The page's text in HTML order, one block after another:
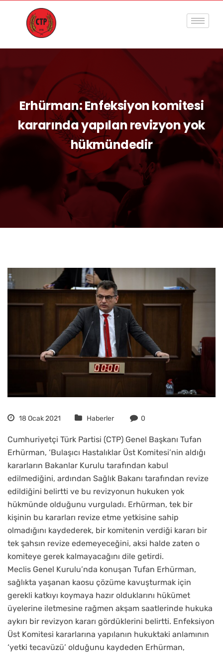
Erhürman: Enfeksiyon komitesi
kararında yapılan revizyon yok
hükmündedir
18 Ocak 2021 Haberler 0
Cumhuriyetçi Türk Partisi (CTP) Genel Başkanı Tufan
Erhürman, ‘Bulaşıcı Hastalıklar Üst Komitesi’nin aldığı
kararların Bakanlar Kurulu tarafından kabul
edilmediğini, ardından Sağlık Bakanı tarafından revize
edildiğini belirtti ve bu revizyonun hukuken yok
hükmünde olduğunu vurguladı. Erhürman, tek bir
kişinin bu kararları revize etme yetkisine sahip
olmadığını kaydederek, bir komitenin verdiği kararı bir
tek şahsın revize edemeyeceğini, aksi halde zaten o
komiteye gerek kalmayacağını dile getirdi.
Meclis Genel Kurulu’nda konuşan Tufan Erhürman,
sağlıkta yaşanan kaosu çözüme kavuşturmak için
gerekli katkıyı koymaya hazır olduklarını hükümet
üyelerine iletmesine rağmen akşam saatlerinde hukuka
aykırı bir revizyon kararı gördüklerini belirtti. Enfeksiyon
Üst Komitesi kararlarına yapılanın hukuktaki anlamının
‘yetki tecavüzü’ olduğunu kaydeden Erhürman,